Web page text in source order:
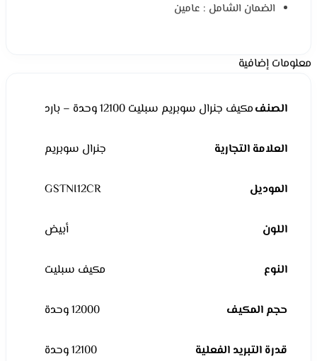
الضمان الشامل : عامين
معلومات إضافية
الصنفمكيف جنرال سوبريم سبليت 12100 وحدة – بارد
العلامة التجارية جنرال سوبريم
الموديل GSTNI12CR
اللون أبيض
النوع مكيف سبليت
حجم المكيف 12000 وحدة
قدرة التبريد الفعلية 12100 وحدة